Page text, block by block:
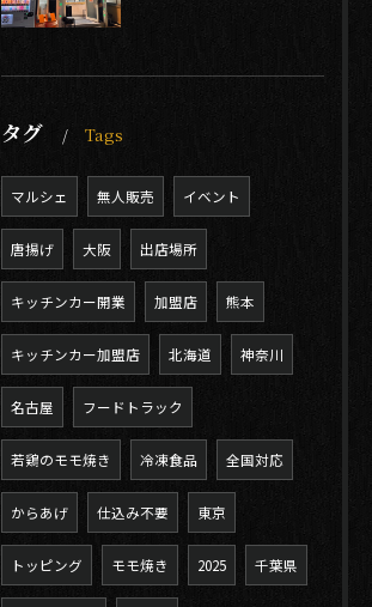
タグ Tags
マルシェ 無人販売 イベント
唐揚げ 大阪 出店場所
キッチンカー開業 加盟店 熊本
キッチンカー加盟店 北海道 神奈川
名古屋 フードトラック
若鶏のモモ焼き 冷凍食品 全国対応
からあげ 仕込み不要 東京
トッピング モモ焼き 2025 千葉県